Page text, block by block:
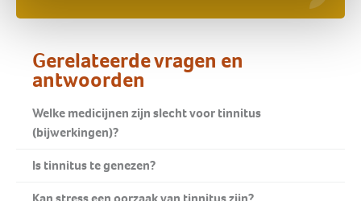
Gerelateerde vragen en
antwoorden
Welke medicijnen zijn slecht voor tinnitus
(bijwerkingen)?
Is tinnitus te genezen?